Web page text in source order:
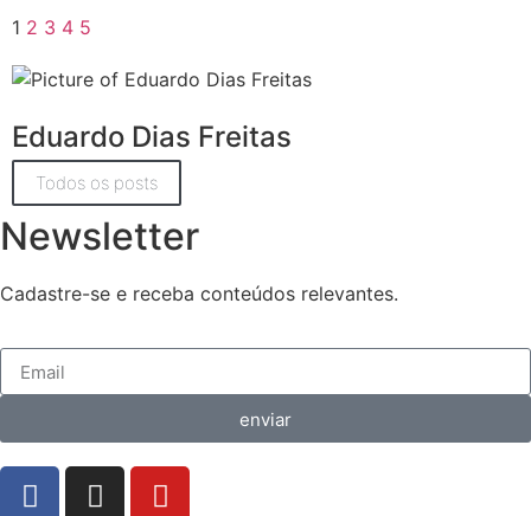
Eduardo Dias Freitas
Todos os posts
1 2 3 4 5
Newsletter
Cadastre-se e receba conteúdos relevantes.
enviar